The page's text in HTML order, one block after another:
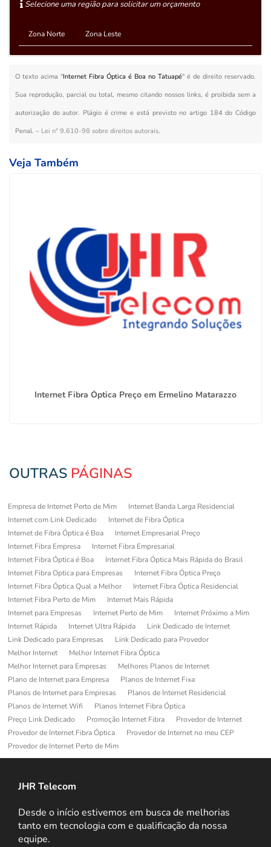
Selecione uma região para solicitar um orçamento
Zona Norte Zona Leste
O texto acima "Internet Fibra Óptica é Boa no Tatuapé" é de direito reservado.
Sua reprodução, parcial ou total, mesmo citando nossos links, é proibida sem a
autorização do autor. Plágio é crime e está previsto no artigo 184 do Código
Penal. – Lei n° 9.610-98 sobre direitos autorais.
Veja Também
Internet Fibra Óptica Preço em Ermelino Matarazzo
OUTRAS PÁGINAS
Empresa de Internet Perto de Mim
Internet Banda Larga Residencial
Internet com Link Dedicado
Internet de Fibra Óptica
Internet de Fibra Óptica é Boa
Internet Empresarial Preço
Internet Fibra Empresa
Internet Fibra Empresarial
Internet Fibra Óptica é Boa
Internet Fibra Óptica Mais Rápida do Brasil
Internet Fibra Optica para Empresas
Internet Fibra Óptica Preço
Internet Fibra Óptica Qual a Melhor
Internet Fibra Óptica Residencial
Internet Fibra Perto de Mim
Internet Mais Rápida
Internet para Empresas
Internet Perto de Mim
Internet Próximo a Mim
Internet Rápida
Internet Ultra Rápida
Link Dedicado de Internet
Link Dedicado para Empresas
Link Dedicado para Provedor
Melhor Internet
Melhor Internet Fibra Óptica
Melhor Internet para Empresas
Melhores Planos de Internet
Plano de Internet para Empresa
Planos de Internet Fixa
Planos de Internet para Empresas
Planos de Internet Residencial
Planos de Internet Wifi
Planos Internet Fibra Óptica
Preço Link Dedicado
Promoção Internet Fibra
Provedor de Internet
Provedor de Internet Fibra Óptica
Provedor de Internet no meu CEP
Provedor de Internet Perto de Mim
JHR Telecom
Desde o início estivemos em busca de melhorias
tanto em tecnologia com e qualificação da nossa
equipe.